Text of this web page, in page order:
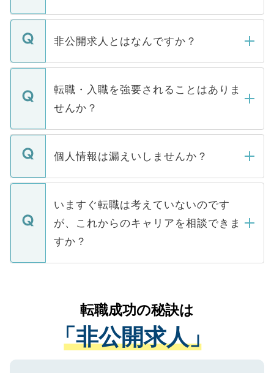
ご登録いただきましたら、弊社担当者がご
登録内容を確認し、その後メールもしくは
ます。通常、5営業日以内にはご連絡をせて
いただきますので、しばらくお待ちくださ
い。
非公開求人とはなんですか？
マイナビDOCTORで取り扱っている求人の
うち約3割は、Webサイトからご覧いただ
けない「非公開求人」です。非公開求人は
下記の理由によって、一般には公開してい
ません。
■応募殺到を避けるため 人気のある医療機
関を公にしてしまうと、応募が殺到する場
に、医療機関が求める条件に合った人材の
みを人材紹介会社に依頼するケースが増え
ています。
転職・入職を強要されることはありま
せんか？
転職・入職を強要することは一切ありませ
ん。また、仮に応募先から内定をいただい
定を承諾する必要はありません。内定先へ
の辞退の連絡はキャリアパートナーが行い
ますので、ご安心ください。
個人情報は漏えいしませんか？
個人情報が漏えいすることはありませんの
で、ご安心ください。当サイトからの登録
などで収集したご登録者様の個人情報は、
ご本人のキャリアアップおよび転職活動の
支援を目的に使用いたします。お預かりし
ているすべての個人データはご本人の許可
は、個人情報の取り扱いについての厳密な
管理基準を満たした事業者のみに付与され
る、プライバシーマークを取得済みです。
ご登録いただいた個人情報は、SSL（デー
いますぐ転職は考えていないのです
が、これからのキャリアを相談できま
すか？
かがいして、現在の医療機関の状況や紹介
経験をまじえながら、適切なアドバイスを
させていただきます。すぐにご転職をされ
ない方には、長期的なサポートが可能です
ので、まずはご登録ください。
転職成功の秘訣は
「非公開求人」